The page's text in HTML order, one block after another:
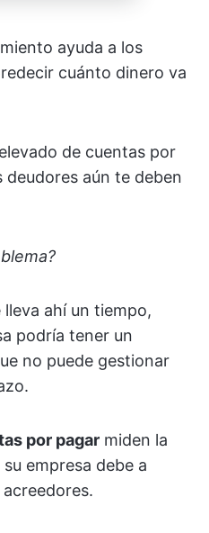
ayuda a los
cuánto dinero va
de cuentas por
aún te deben
ahí un tiempo,
podría tener un
no puede gestionar
por pagar miden la
empresa debe a